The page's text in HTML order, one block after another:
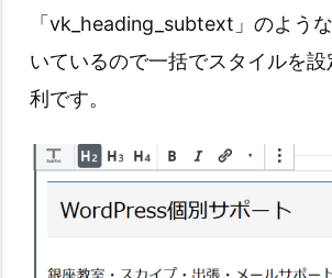
「vk_heading_subtext」のよう
いているので一括でスタイルを
利です。